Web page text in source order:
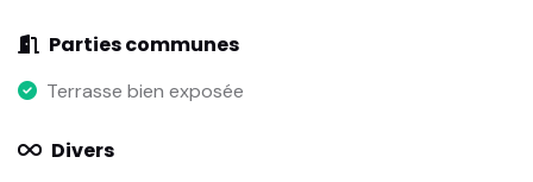
Parties communes
Terrasse bien exposée
Divers